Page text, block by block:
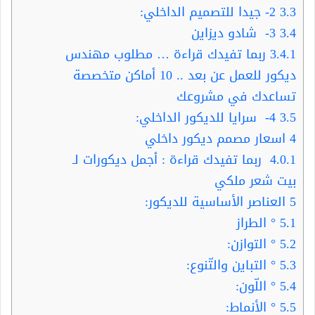
3.3
3.4
3.4.1 ربما تفيدك قراءة … مطلوب مهندس
ديكور للعمل عن بعد .. 10 أماكن متخصصة
تساعدك في مشروعك
3.5
4 اسعار مصمم ديكور داخلي
4.0.1 ربما تفيدك قراءة : أجمل ديكورات لـ
بيت شعر ملكي
5 العناصر الأساسية للديكور:
5.1 ° الطراز
5.2 ° التوازن:
5.3 ° التباين والتّنوع:
5.4 ° اللّون:
5.5 ° الأنماط: